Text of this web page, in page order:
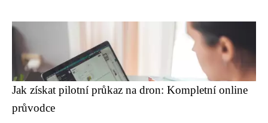
Jak získat pilotní průkaz na dron: Kompletní online
průvodce